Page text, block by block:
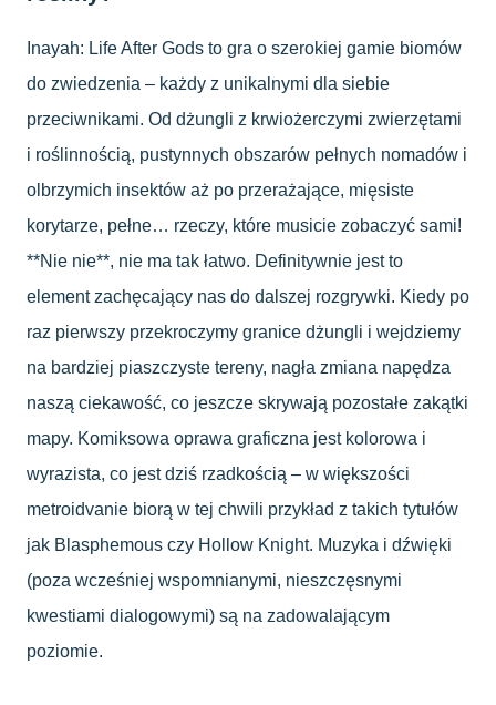
Inayah: Life After Gods to gra o szerokiej gamie biomów
do zwiedzenia – każdy z unikalnymi dla siebie
przeciwnikami. Od dżungli z krwiożerczymi zwierzętami
i roślinnością, pustynnych obszarów pełnych nomadów i
olbrzymich insektów aż po przerażające, mięsiste
korytarze, pełne… rzeczy, które musicie zobaczyć sami!
**Nie nie**, nie ma tak łatwo. Definitywnie jest to
element zachęcający nas do dalszej rozgrywki. Kiedy po
raz pierwszy przekroczymy granice dżungli i wejdziemy
na bardziej piaszczyste tereny, nagła zmiana napędza
naszą ciekawość, co jeszcze skrywają pozostałe zakątki
mapy. Komiksowa oprawa graficzna jest kolorowa i
wyrazista, co jest dziś rzadkością – w większości
metroidvanie biorą w tej chwili przykład z takich tytułów
jak Blasphemous czy Hollow Knight. Muzyka i dźwięki
(poza wcześniej wspomnianymi, nieszczęsnymi
kwestiami dialogowymi) są na zadowalającym
poziomie.